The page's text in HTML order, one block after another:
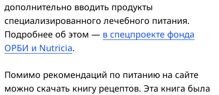
дополнительно вводить продукты
специализированного лечебного питания.
Подробнее об этом — в спецпроекте фонда
ОРБИ и Nutricia.
Помимо рекомендаций по питанию на сайте
можно скачать книгу рецептов. Эта книга была